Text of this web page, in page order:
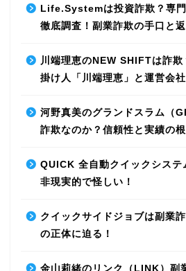
Life.Systemは投資詐欺？専
徹底調査！副業詐欺の手口と
川端理恵のNEW SHIFTは詐
掛け人「川端理恵」と運営会
河野真美のグランドスラム（
詐欺なのか？信頼性と実績の根
QUICK 全自動クイックシステ
非現実的で怪しい！
クイックサイドジョブは副業
の正体に迫る！
金山莉緒のリンク（LINK）副